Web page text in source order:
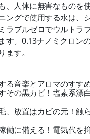
、人体に無害なものを
ングで使用する水は、
ラブルゼロでウルトラ
す。0.13ナノミクロン
ます。
る音楽とアロマのすす
その黒カビ！塩素系漂
、放置はカビの元！触
働に備える！電気代を